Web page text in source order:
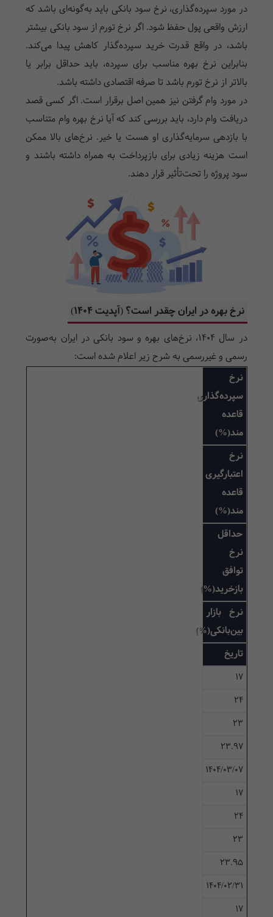
در مورد سپرده‌گذاری، نرخ سود بانکی باید به‌گونه‌ای باشد که
ارزش واقعی پول حفظ شود. اگر نرخ تورم از سود بانکی بیشتر
باشد، در واقع قدرت خرید سپرده‌گذار کاهش پیدا می‌کند.
بنابراین نرخ بهره مناسب برای سپرده، باید حداقل برابر یا
بالاتر از نرخ تورم باشد تا صرفه اقتصادی داشته باشد.
در مورد وام گرفتن نیز همین اصل برقرار است. اگر کسی قصد
دریافت وام دارد، باید بررسی کند که آیا نرخ بهره وام متناسب
با بازدهی سرمایه‌گذاری او هست یا خیر. نرخ‌های بالا ممکن
است هزینه زیادی برای بازپرداخت به همراه داشته باشند و
سود پروژه را تحت‌تأثیر قرار دهند.
نرخ بهره در ایران چقدر است؟ (آپدیت ۱۴۰۴)
در سال ۱۴۰۴، نرخ‌های بهره و سود بانکی در ایران به‌صورت
رسمی و غیررسمی به شرح زیر اعلام شده‌ است:
نرخ
سپرده‌گذاری
قاعده‌​
مند(%)
نرخ
اعتبارگیری
قاعده​
‌مند(%)
حداقل
نرخ
توافق
بازخرید(%)
نرخ بازار
بین‌بانکی(%)
تاریخ
17
24
23
23.97
۱۴۰۴/۰۳/۰۷
17
24
23
23.95
۱۴۰۴/۰۲/۳۱
17